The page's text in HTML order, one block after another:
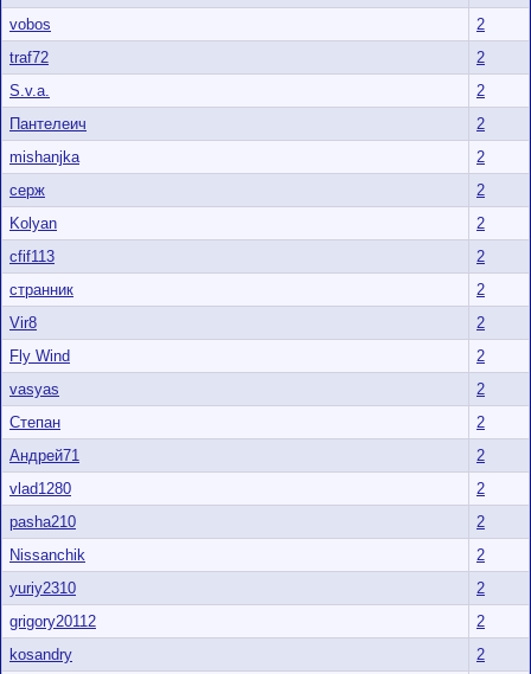
vobos
2
traf72
2
S.v.a.
2
Пантелеич
2
mishanjka
2
серж
2
Kolyan
2
cfif113
2
странник
2
Vir8
2
Fly Wind
2
vasyas
2
Степан
2
Андрей71
2
vlad1280
2
pasha210
2
Nissanchik
2
yuriy2310
2
grigory20112
2
kosandry
2